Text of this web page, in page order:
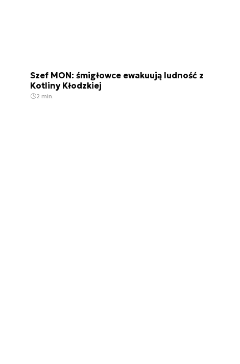
Szef MON: śmigłowce ewakuują ludność z
Kotliny Kłodzkiej
2 min.